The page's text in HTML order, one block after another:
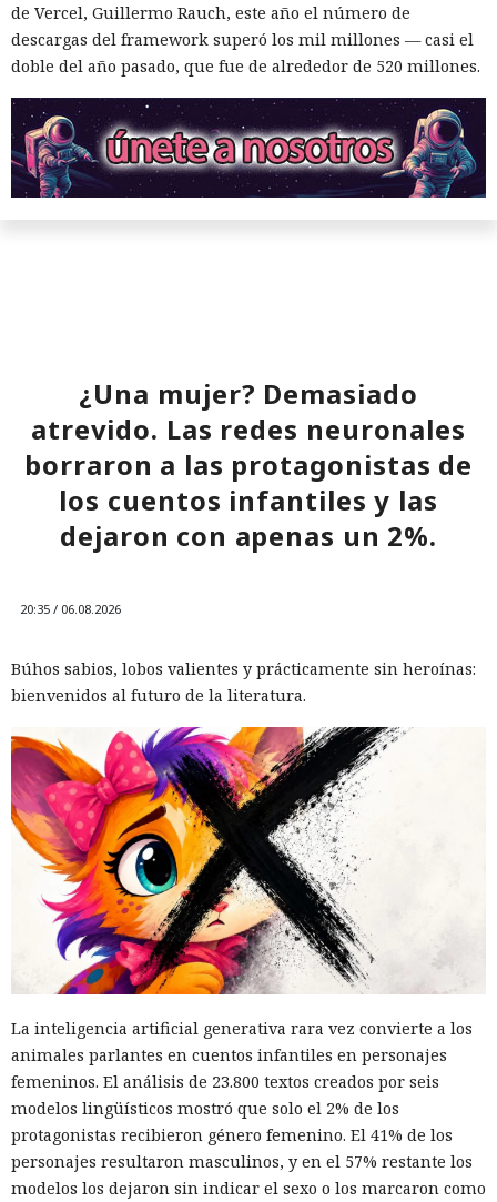
de Vercel, Guillermo Rauch, este año el número de
descargas del framework superó los mil millones — casi el
doble del año pasado, que fue de alrededor de 520 millones.
no quedó impune: detenido el
autor, ya espera sentencia en
una celda.
10:34 / 07.08.2026
Hombre podría afrontar hasta 32 años de prisión por filtrar
El canadiense Connor Riley Muka ganó dinero durante
muchos meses con datos robados de otras personas, antes
uno de los mayores hackeos de los últimos años — ataque a
la plataforma en la nube Snowflake.
Muka, de 26 años, se declaró culpable de cargos de fraude
informático y telefónico, robo agravado de datos personales
y conspiración en un tribunal federal del estado de
Washington. Su sentencia se dictará el 27 de octubre; la
¿Una mujer? Demasiado
atrevido. Las redes neuronales
borraron a las protagonistas de
los cuentos infantiles y las
dejaron con apenas un 2%.
20:35 / 06.08.2026
Búhos sabios, lobos valientes y prácticamente sin heroínas:
bienvenidos al futuro de la literatura.
La inteligencia artificial generativa rara vez convierte a los
animales parlantes en cuentos infantiles en personajes
femeninos. El análisis de 23.800 textos creados por seis
modelos lingüísticos mostró que solo el 2% de los
protagonistas recibieron género femenino. El 41% de los
personajes resultaron masculinos, y en el 57% restante los
modelos los dejaron sin indicar el sexo o los marcaron como